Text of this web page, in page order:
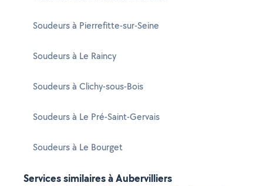
Soudeurs à Pierrefitte-sur-Seine
Soudeurs à Le Raincy
Soudeurs à Clichy-sous-Bois
Soudeurs à Le Pré-Saint-Gervais
Soudeurs à Le Bourget
Services similaires à Aubervilliers